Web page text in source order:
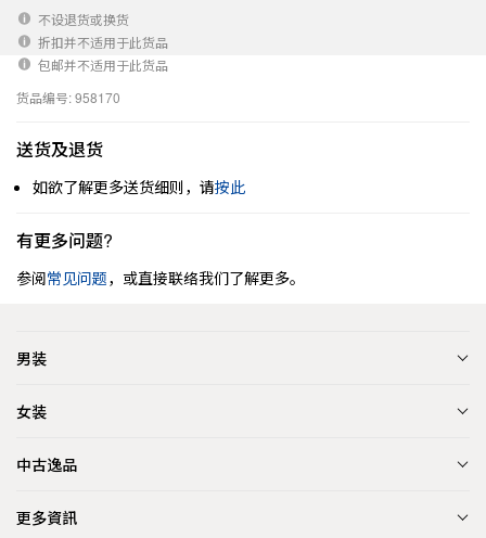
不设退货或换货
折扣并不适用于此货品
包邮并不适用于此货品
货品编号: 958170
送货及退货
如欲了解更多送货细则，请按此
有更多问题?
参阅常见问题，或直接联络我们了解更多。
男装
女装
中古逸品
更多資訊